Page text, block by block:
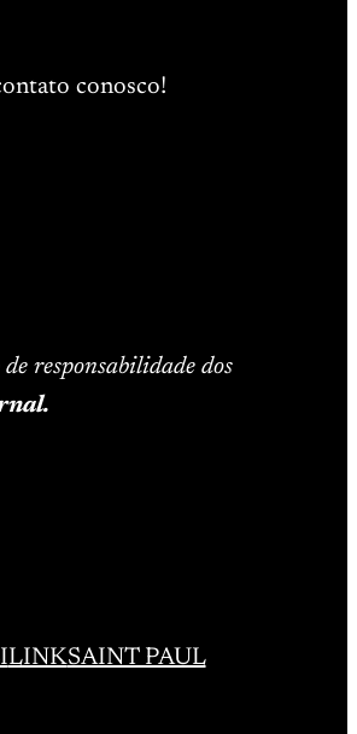
conosco!
responsabilidade dos
LINKSAINT PAUL